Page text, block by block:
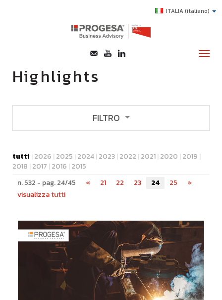
ITALIA(italiano)
TOPICS
E-LEARNING
AGEVOLAZIONI
Highlights
FILTRO
notizie
eventi
corsi di formazione
Topics
upsight
sostenibilità
qlik sense
pareto software
ecovadis
mindsight
tutti | 2026 | 2025 | 2024| 2023| 2022 | 2021| 2020 | 2019 |
2018 | 2017 | 2016 | 2015
n. 532 - pag. 24/45
« 21 22 23 24 25
»
visualizza tutti